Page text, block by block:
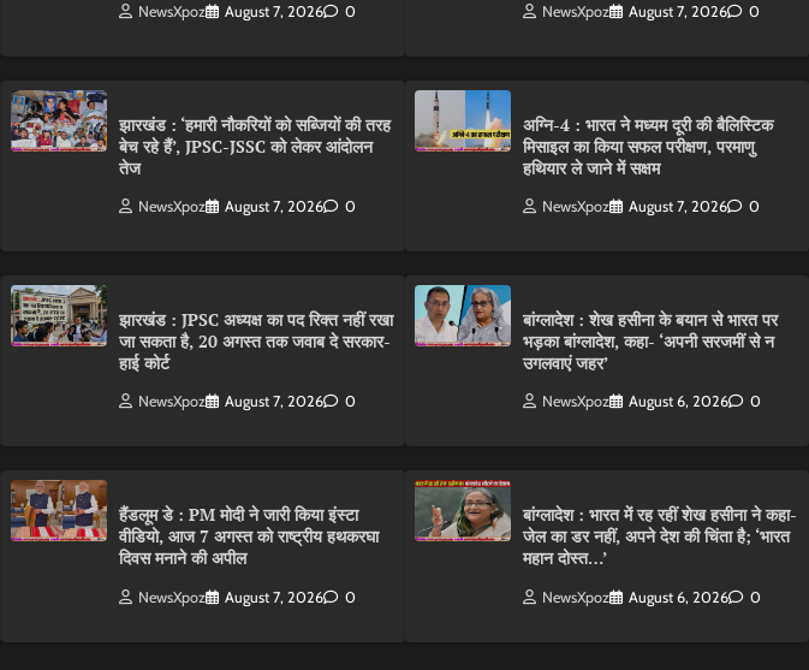
NewsXpoz August 7, 2026 0
झारखंड : ‘हमारी नौकरियों को सब्जियों की तरह
बेच रहे हैं’, JPSC-JSSC को लेकर आंदोलन
तेज
NewsXpoz August 7, 2026 0
झारखंड : JPSC अध्यक्ष का पद रिक्त नहीं रखा
जा सकता है, 20 अगस्त तक जवाब दे सरकार-
हाई कोर्ट
NewsXpoz August 7, 2026 0
हैंडलूम डे : PM मोदी ने जारी किया इंस्टा
वीडियो, आज 7 अगस्त को राष्ट्रीय हथकरघा
दिवस मनाने की अपील
NewsXpoz August 7, 2026 0
NewsXpoz August 7, 2026 0
अग्नि-4 : भारत ने मध्यम दूरी की बैलिस्टिक
मिसाइल का किया सफल परीक्षण, परमाणु
हथियार ले जाने में सक्षम
NewsXpoz August 7, 2026 0
बांग्लादेश : शेख हसीना के बयान से भारत पर
भड़का बांग्लादेश, कहा- ‘अपनी सरजमीं से न
उगलवाएं जहर’
NewsXpoz August 6, 2026 0
बांग्लादेश : भारत में रह रहीं शेख हसीना ने कहा-
जेल का डर नहीं, अपने देश की चिंता है; ‘भारत
महान दोस्त…’
NewsXpoz August 6, 2026 0